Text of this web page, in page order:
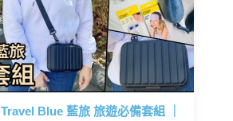
Travel Blue 藍旅 旅遊必備套組 ｜